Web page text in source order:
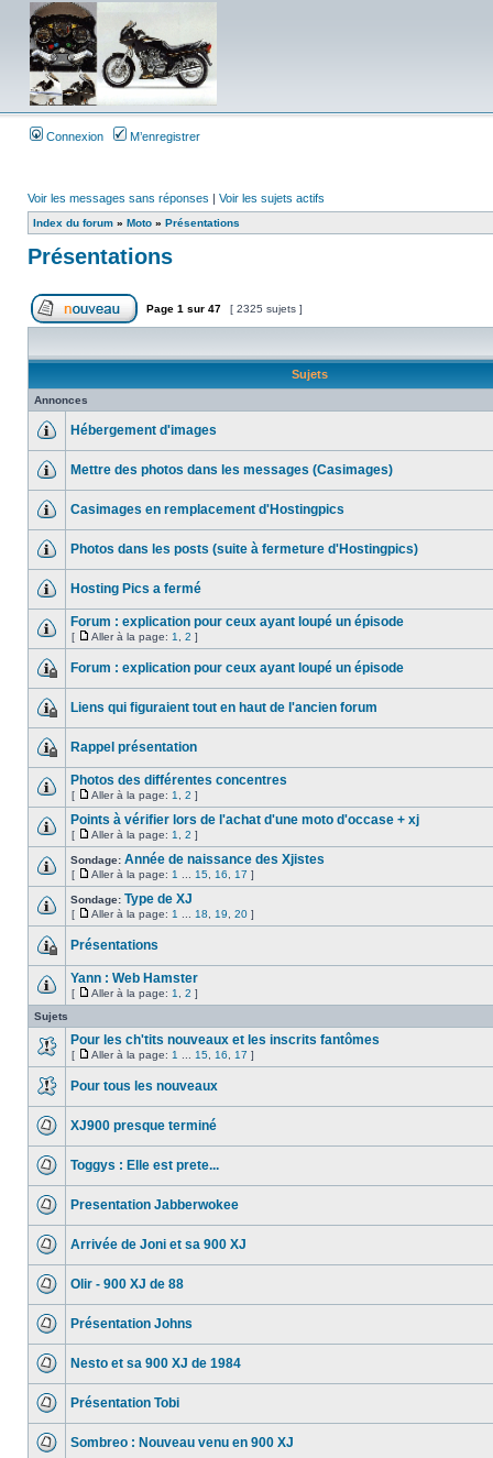
Connexion M’enregistrer
Voir les messages sans réponses | Voir les sujets actifs
Index du forum » Moto » Présentations
Présentations
Page 1 sur 47 [ 2325 sujets ]
Sujets
Annonces
Hébergement d'images
Mettre des photos dans les messages (Casimages)
Casimages en remplacement d'Hostingpics
Photos dans les posts (suite à fermeture d'Hostingpics)
Hosting Pics a fermé
Forum : explication pour ceux ayant loupé un épisode
[ Aller à la page: 1 2 ]
Forum : explication pour ceux ayant loupé un épisode
Liens qui figuraient tout en haut de l'ancien forum
Rappel présentation
Photos des différentes concentres
[ Aller à la page: 1 2 ]
Points à vérifier lors de l'achat d'une moto d'occase + xj
[ Aller à la page: 1 2 ]
Sondage: Année de naissance des Xjistes
[ Aller à la page: 1 15 16 17 ]
Sondage: Type de XJ
[ Aller à la page: 1 18 19 20 ]
Présentations
Yann : Web Hamster
[ Aller à la page: 1 2 ]
Sujets
Pour les ch'tits nouveaux et les inscrits fantômes
[ Aller à la page: 1 15 16 17 ]
Pour tous les nouveaux
XJ900 presque terminé
Toggys : Elle est prete...
Presentation Jabberwokee
Arrivée de Joni et sa 900 XJ
Olir - 900 XJ de 88
Présentation Johns
Nesto et sa 900 XJ de 1984
Présentation Tobi
Sombreo : Nouveau venu en 900 XJ